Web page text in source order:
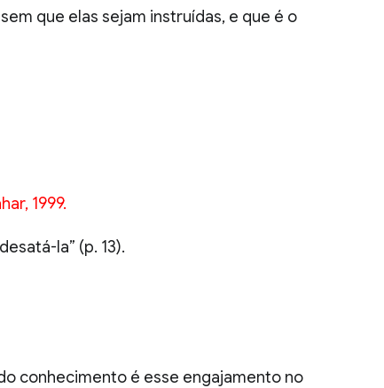
que elas sejam instruídas, e que é o
1999.
la” (p. 13).
conhecimento é esse engajamento no